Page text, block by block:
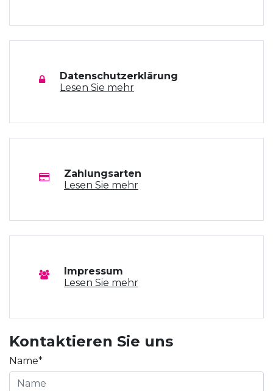
Datenschutzerklärung
Lesen Sie mehr
Zahlungsarten
Lesen Sie mehr
Impressum
Lesen Sie mehr
Kontaktieren Sie uns
Name*